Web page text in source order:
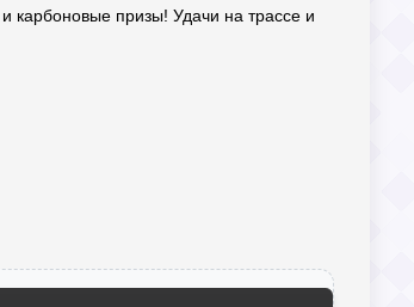
карбоновые призы! Удачи на трассе и